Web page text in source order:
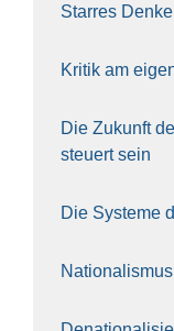
Star­res
Kri­tik am
Die Zukunft
steu­ert sein
Die Sys­te­me